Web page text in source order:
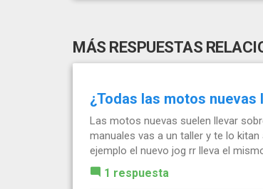
MÁS RESPUESTAS
¿Todas las motos nuevas
Las motos nuevas suelen llevar
manuales vas a un taller y te lo
ejemplo el nuevo jog rr lleva el
1 respuesta